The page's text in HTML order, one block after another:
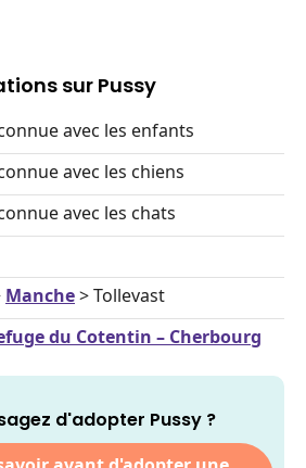
sur Pussy
avec les enfants
avec les chiens
avec les chats
Manche> Tollevast
du Cotentin – Cherbourg
d'adopter Pussy ?